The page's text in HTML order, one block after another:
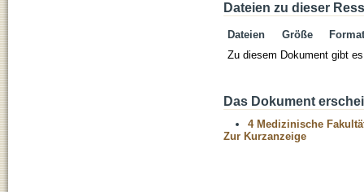
Dateien zu dieser
Dateien Größe
Format
Zu diesem Dokument gibt
Das Dokument
4 Medizinische
Zur Kurzanzeige